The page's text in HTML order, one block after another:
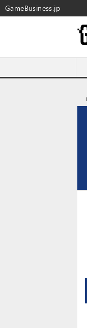
GameBusiness.jp